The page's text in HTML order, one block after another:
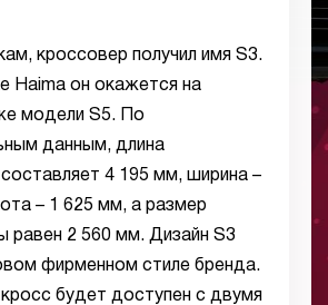
кроссовер получил имя S3.
Haima он окажется на
модели S5. По
данным, длина
составляет 4 195 мм, ширина –
– 1 625 мм, а размер
равен 2 560 мм. Дизайн S3
фирменном стиле бренда.
кросс будет доступен с двумя